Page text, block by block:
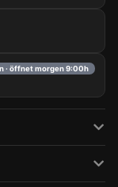
· öffnet morgen 9:00h